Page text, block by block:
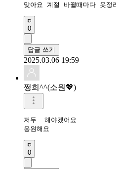
맞아요 계절 바뀔때마다 옷
0
답글 쓰기
2025.03.06 19:59
쩡희^^(소원💖)
저두  해야겠어요
응원해요
0